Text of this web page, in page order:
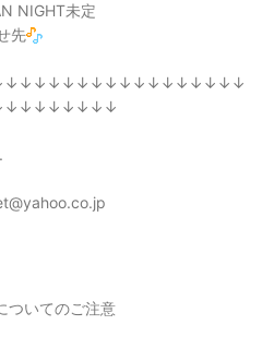
NIGHT未定
先
ついてのご注意